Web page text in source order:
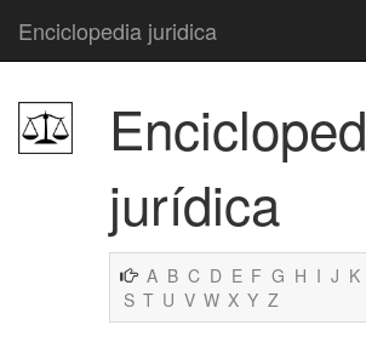
Enciclopedia juridica
jurídica
A B C D E F G H I J K
S T U V W X Y Z